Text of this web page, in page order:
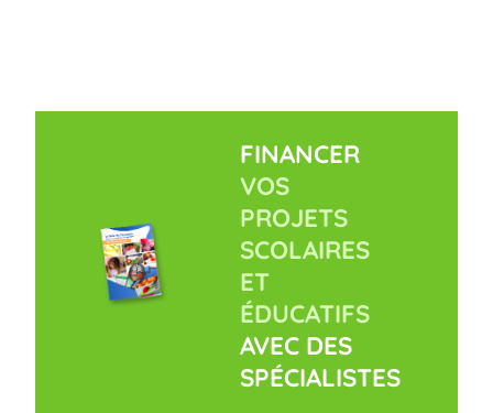
FINANCER
VOS
PROJETS
SCOLAIRES
ET
ÉDUCATIFS
AVEC DES
SPÉCIALISTES